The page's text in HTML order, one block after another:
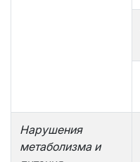
Нарушения
метаболизма и